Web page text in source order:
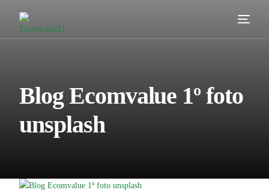
Blog Ecomvalue 1º foto
unsplash
Valor añadido
Clientes